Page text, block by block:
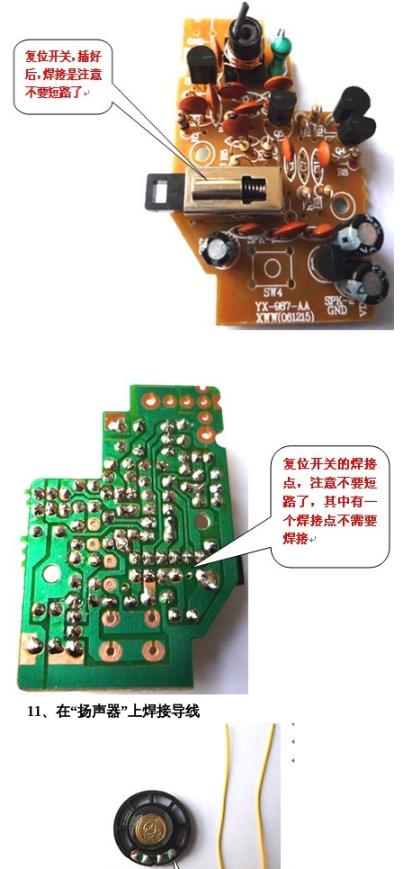
11、在“扬声器”上焊接导线